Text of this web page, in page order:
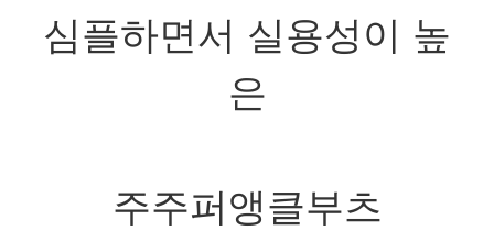
심플하면서 실용성이 높
은
주주퍼앵클부츠